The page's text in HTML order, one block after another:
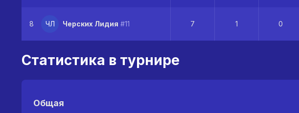
8 ЧЛ Черских Лидия #11 7 1 0
Статистика в турнире
Общая